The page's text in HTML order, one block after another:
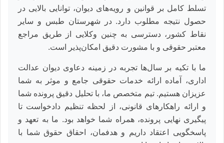
تسلط کامل بر قوانین و رویه‌های دیوان، توانایی بالایی در
حصول نتیجه مطلوب دارد. در شهرستان طبس و سایر
نقاط کشور، دسترسی به چنین وکلایی از طریق مراجع
معتبر حقوقی و با مشورت دقیق امکان‌پذیر است.
ما با تکیه بر سال‌ها تجربه در زمینه دعاوی دیوان عدالت
اداری، آماده ارائه خدمات حقوقی جامع و موثر به شما
عزیزان هستیم. تیم متخصص ما، با تحلیل دقیق پرونده شما
و ارائه راهکارهای قانونی، از لحظه تنظیم دادخواست تا
پیگیری نهایی پرونده، همراه شما خواهد بود. ما به تعهد و
پاسخگویی اعتقاد داریم و هدفمان، احقاق حقوق شما با